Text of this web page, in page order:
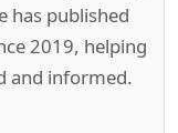
has published
2019, helping
and informed.